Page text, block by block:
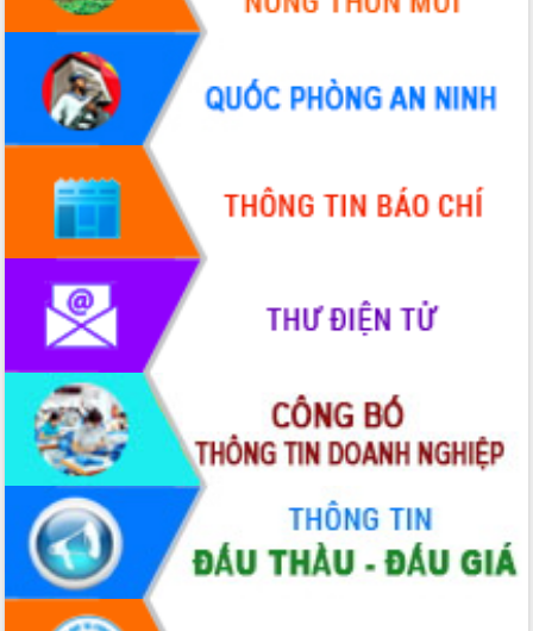
giải ngân vốn khắc phục thiên tai
HĐND tỉnh thông qua điều chỉnh Quy
hoạch tỉnh thời kỳ 2021-2030
Hội thảo góp ý hồ sơ điều chỉnh quy
hoạch tỉnh Đắk Lắk thời kỳ 2021-2030,
tầm nhìn đến năm 2050
Nâng cao hiệu quả hoạt động của các
doanh nghiệp nhà nước
Hội nghị triển khai kết nối mạng
truyền số liệu chuyên dùng phục vụ cơ
quan Đảng, Nhà nước
Lễ phát động chuỗi hoạt động chung
tay làm sạch môi trường
Xã Ea Kar bước chuyển mình trong
công tác cải cách hành chính mô hình
mới
UBND tỉnh họp báo định kỳ tháng 4
năm 2026
Hội thảo khoa học “Giải pháp thúc đẩy
phát triển nền kinh tế xanh tại tỉnh
Đắk Lắk”
Tăng cường giám sát, đôn đốc thực
hiện nhiệm vụ quản lý tài sản công
hàng tuần